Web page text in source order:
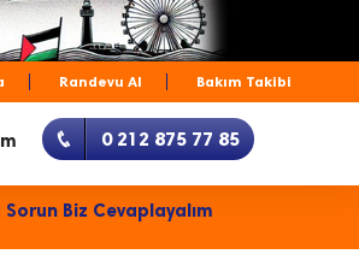
Randevu Al Bakım Takibi
0 212 875 77 85
Sorun Biz Cevaplayalım